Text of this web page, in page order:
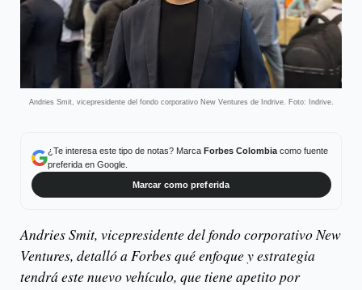
Andries Smit, vicepresidente del fondo corporativo New Ventures de Indrive. Foto: Indrive.
¿Te interesa este tipo de notas? Marca Forbes Colombiacomo fuente
preferida en Google.
Marcar como preferida
Andries Smit, vicepresidente del fondo corporativo New
Ventures, detalló a Forbes qué enfoque y estrategia
tendrá este nuevo vehículo, que tiene apetito por